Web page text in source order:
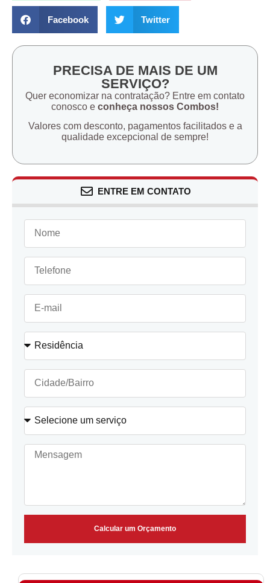
Facebook Twitter
PRECISA DE MAIS DE UM
SERVIÇO?
Quer economizar na contratação? Entre em contato
conosco e conheça nossos Combos!
Valores com desconto, pagamentos facilitados e a
qualidade excepcional de sempre!
ENTRE EM CONTATO
Calcular um Orçamento